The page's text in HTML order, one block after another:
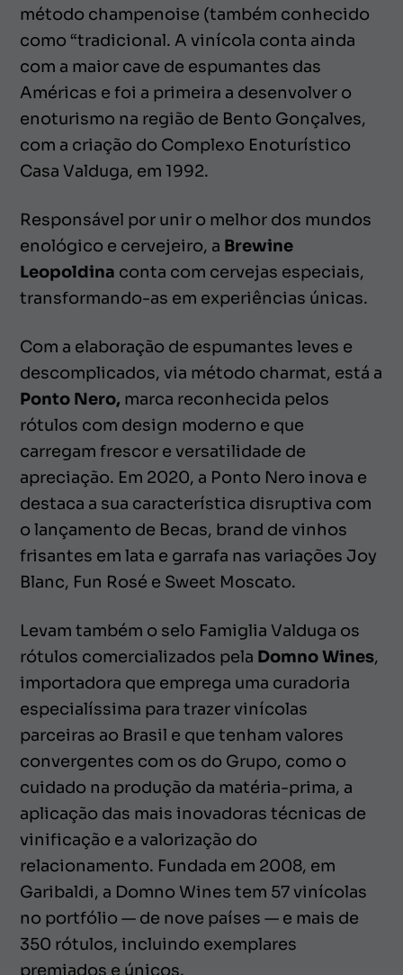
método champenoise (também conhecido
como “tradicional. A vinícola conta ainda
com a maior cave de espumantes das
Américas e foi a primeira a desenvolver o
enoturismo na região de Bento Gonçalves,
com a criação do Complexo Enoturístico
Casa Valduga, em 1992.
Responsável por unir o melhor dos mundos
enológico e cervejeiro, a Brewine
Leopoldina conta com cervejas especiais,
transformando-as em experiências únicas.
Com a elaboração de espumantes leves e
descomplicados, via método charmat, está a
Ponto Nero, marca reconhecida pelos
rótulos com design moderno e que
carregam frescor e versatilidade de
apreciação. Em 2020, a Ponto Nero inova e
destaca a sua característica disruptiva com
o lançamento de Becas, brand de vinhos
frisantes em lata e garrafa nas variações Joy
Blanc, Fun Rosé e Sweet Moscato.
Levam também o selo Famiglia Valduga os
rótulos comercializados pela Domno Wines,
importadora que emprega uma curadoria
especialíssima para trazer vinícolas
parceiras ao Brasil e que tenham valores
convergentes com os do Grupo, como o
cuidado na produção da matéria-prima, a
aplicação das mais inovadoras técnicas de
vinificação e a valorização do
relacionamento. Fundada em 2008, em
Garibaldi, a Domno Wines tem 57 vinícolas
no portfólio — de nove países — e mais de
350 rótulos, incluindo exemplares
premiados e únicos.